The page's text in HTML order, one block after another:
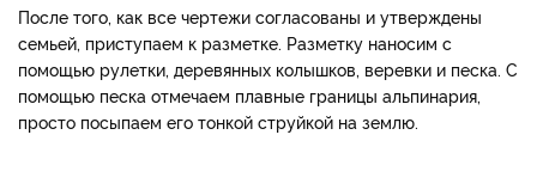
После того, как все чертежи согласованы и утверждены
семьей, приступаем к разметке. Разметку наносим с
помощью рулетки, деревянных колышков, веревки и песка. С
помощью песка отмечаем плавные границы альпинария,
просто посыпаем его тонкой струйкой на землю.